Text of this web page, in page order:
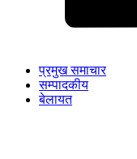
प्रमुख समाचार
सम्पादकीय
बेलायत